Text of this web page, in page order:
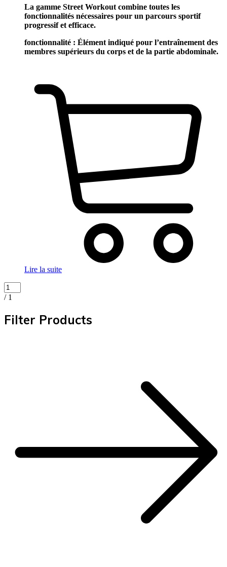
La gamme Street Workout combine toutes les
fonctionnalités nécessaires pour un parcours sportif
progressif et efficace.
fonctionnalité : Élément indiqué pour l’entraînement des
membres supérieurs du corps et de la partie abdominale.
Lire la suite
/ 1
Filter Products